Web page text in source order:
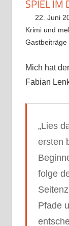
SPIEL IM
22. Juni
Krimi und
Gastbeiträge
Mich hat
Fabian
„Lies
ersten
folge
Pfade